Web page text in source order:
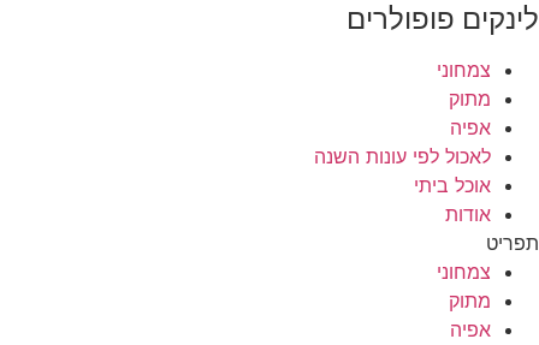
לינקים פופולרים
צמחוני
מתוק
אפיה
לאכול לפי עונות השנה
אוכל ביתי
אודות
תפריט
צמחוני
מתוק
אפיה